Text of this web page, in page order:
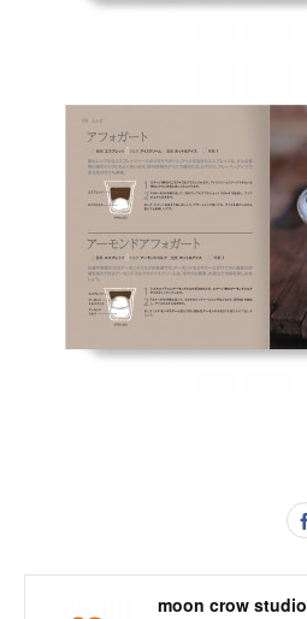
moon crow studio